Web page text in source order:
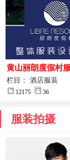
黄山丽朗度假村
案
栏目： 酒店服装
12175 36
服装拍摄